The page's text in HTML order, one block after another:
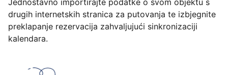
Jednostavno importirajte podatke o svom objektu s
drugih internetskih stranica za putovanja te izbjegnite
preklapanje rezervacija zahvaljujući sinkronizaciji
kalendara.